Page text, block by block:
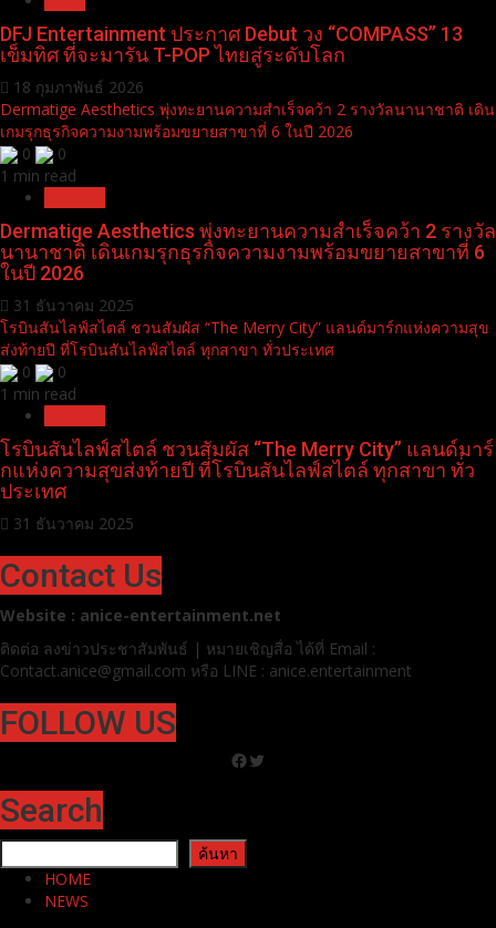
DFJ Entertainment ประกาศ Debut วง “COMPASS” 13
เข็มทิศ ที่จะมารัน T-POP ไทยสู่ระดับโลก
18 กุมภาพันธ์ 2026
Dermatige Aesthetics พุ่งทะยานความสำเร็จคว้า 2 รางวัลนานาชาติ เดิน
เกมรุกธุรกิจความงามพร้อมขยายสาขาที่ 6 ในปี 2026
0
0
1 min read
Dermatige Aesthetics พุ่งทะยานความสำเร็จคว้า 2 รางวัล
นานาชาติ เดินเกมรุกธุรกิจความงามพร้อมขยายสาขาที่ 6
ในปี 2026
31 ธันวาคม 2025
โรบินสันไลฟ์สไตล์ ชวนสัมผัส “The Merry City” แลนด์มาร์กแห่งความสุข
ส่งท้ายปี ที่โรบินสันไลฟ์สไตล์ ทุกสาขา ทั่วประเทศ
0
0
1 min read
โรบินสันไลฟ์สไตล์ ชวนสัมผัส “The Merry City” แลนด์มาร์
กแห่งความสุขส่งท้ายปี ที่โรบินสันไลฟ์สไตล์ ทุกสาขา ทั่ว
ประเทศ
31 ธันวาคม 2025
Contact Us
Website : anice-entertainment.net
ติดต่อ ลงข่าวประชาสัมพันธ์ | หมายเชิญสื่อ ได้ที่ Email :
Contact.anice@gmail.com หรือ LINE : anice.entertainment
FOLLOW US
Facebook
Twitter
Search
ค้นหา
ค้นหา
HOME
NEWS